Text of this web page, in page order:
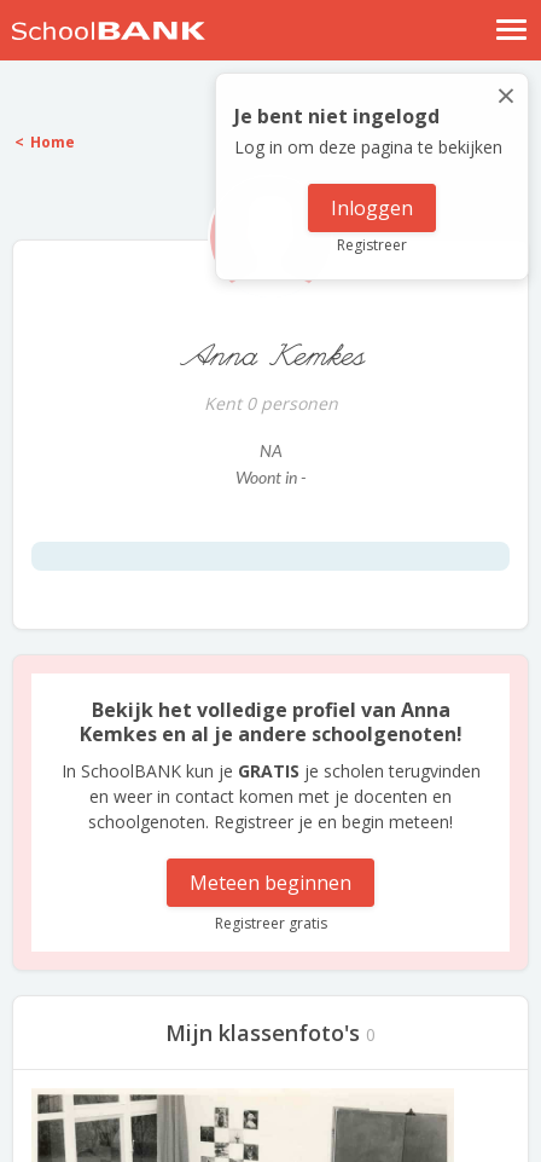
Nostalgische verhalen
Log in
Meld je gratis aan
×
Je bent niet ingelogd
Log in om deze pagina te bekijken
Inloggen
Registreer
Home
Anna Kemkes
Kent 0 personen
NA
Woont in -
Bekijk het volledige profiel van Anna
Kemkes en al je andere schoolgenoten!
In SchoolBANK kun je GRATIS je scholen terugvinden
en weer in contact komen met je docenten en
schoolgenoten. Registreer je en begin meteen!
Meteen beginnen
Registreer gratis
Mijn klassenfoto's 0